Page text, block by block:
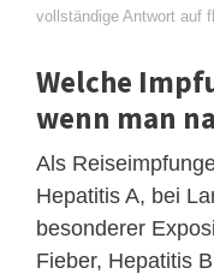
vollständige Antwort auf
Welche
wenn man
Als
Hepatitis A, bei
besonderer
Fieber, Hepatitis